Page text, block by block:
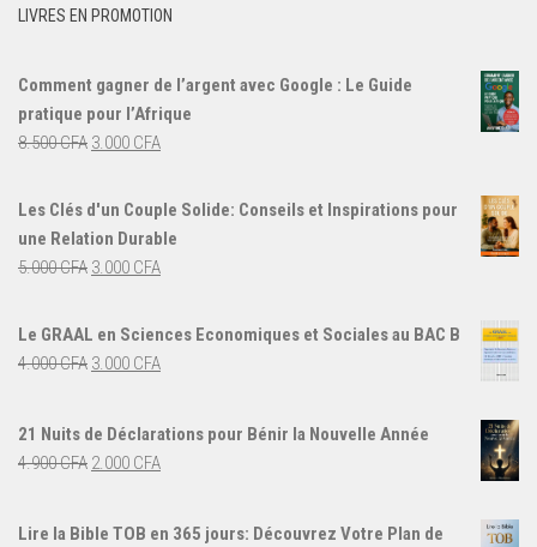
LIVRES EN PROMOTION
Comment gagner de l’argent avec Google : Le Guide
pratique pour l’Afrique
8.500CFA Le
initial
était :
8.500 CFA.
3.000 CFALe
actuel
est :
Les Clés d'un Couple Solide: Conseils et Inspirations pour
une Relation Durable
5.000CFA Le
initial
était :
3.000 CFALe
actuel
Le GRAAL en Sciences Economiques et Sociales au BAC B
4.000CFA Le
4.000 CFA.
3.000 CFALe
3.000 CFA.
21 Nuits de Déclarations pour Bénir la Nouvelle Année
4.900CFA Le
2.000 CFALe
Lire la Bible TOB en 365 jours: Découvrez Votre Plan de